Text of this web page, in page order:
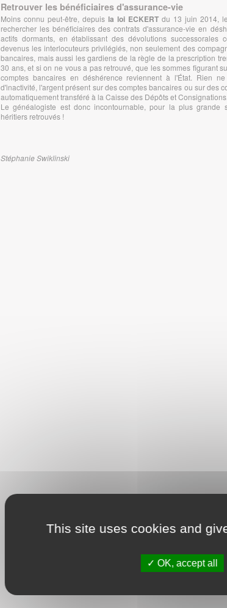
Retrouver les bénéficiaires d'assurance-vie
Moins connu peut-être, depuis la loi ECKERT du 13 juin 2014,
rechercher les bénéficiaires des contrats d'assurance-vie en
actifs dormants, en établissant des dévolutions successorales
devenus les interlocuteurs privilégiés, non seulement des
bancaires, mais aussi les gardiens de la règle de la prescription
30 ans, et si on ne vous a pas retrouvé, que les sommes figurant
comptes bancaires en déshérence reviennent à l'État. Rien
d'inactivité, l'argent présent sur des comptes bancaires ou sur des
automatiquement transféré à la Caisse des Dépôts et Consignations.
Le généalogiste est donc incontournable, pour la plus grande
héritiers retrouvés !
Stéphanie Swiklinski
This site uses cookies and
OK, accept all